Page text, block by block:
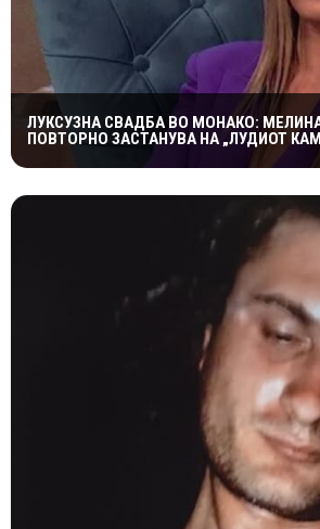
ЛУКСУЗНА СВАДБА ВО МОНАКО:
ПОВТОРНО ЗАСТАНУВА НА „ЛУДИОТ